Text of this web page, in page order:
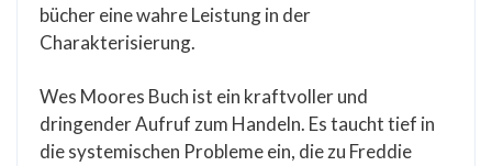
bücher eine wahre Leistung in der
Charakterisierung.
Wes Moores Buch ist ein kraftvoller und
dringender Aufruf zum Handeln. Es taucht tief in
die systemischen Probleme ein, die zu Freddie